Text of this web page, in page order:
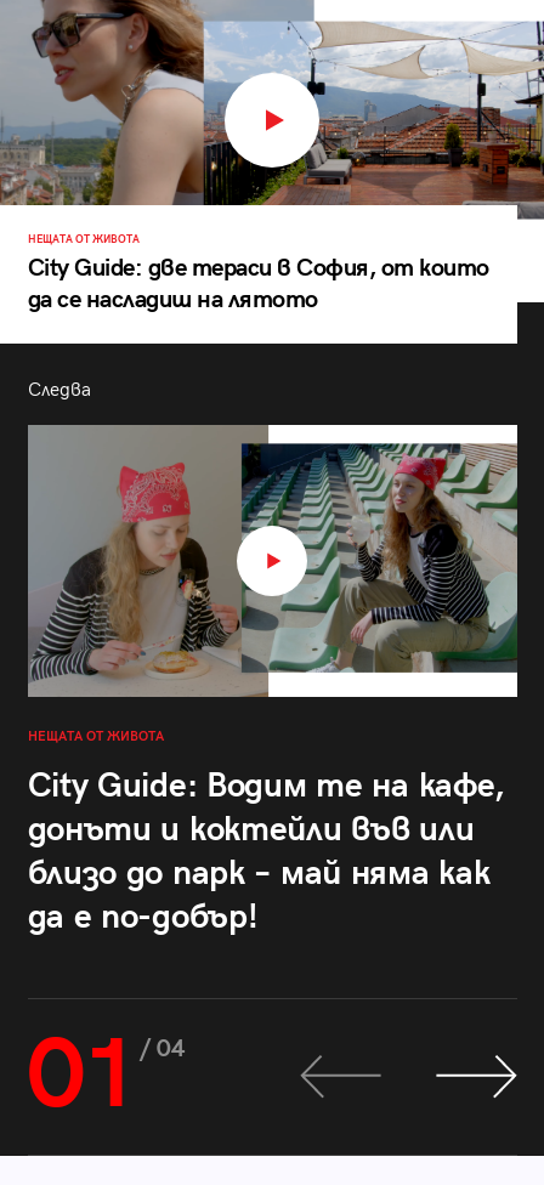
НЕЩАТА ОТ ЖИВОТА
City Guide: две тераси в София, от които
да се насладиш на лятото
Следва
НЕЩАТА ОТ ЖИВОТА
City Guide: Водим те на кафе,
донъти и коктейли във или
близо до парк – май няма как
да е по-добър!
01 / 04